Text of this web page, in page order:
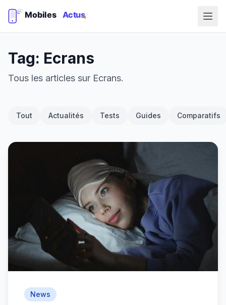
Tag: Ecrans
Tous les articles sur Ecrans.
Tout Actualités Tests Guides Comparatifs
News